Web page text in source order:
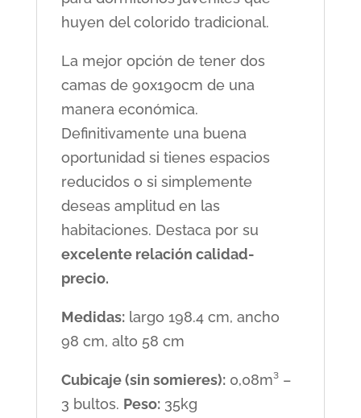
huyen del colorido tradicional.
La mejor opción de tener dos
camas de 90x190cm de una
manera económica.
Definitivamente una buena
oportunidad si tienes espacios
reducidos o si simplemente
deseas amplitud en las
habitaciones. Destaca por su
excelente relación calidad-
precio.
Medidas:largo 198.4 cm, ancho
98 cm, alto 58 cm
Cubicaje (sin somieres):0,08m³ –
3 bultos. Peso:35kg